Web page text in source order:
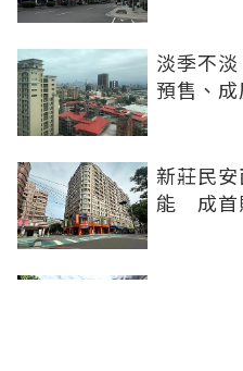
淡季不
預售、
新莊民
能 成首